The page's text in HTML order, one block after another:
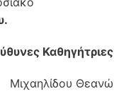
Καθηγήτριες
Μιχαηλίδου Θεανώ